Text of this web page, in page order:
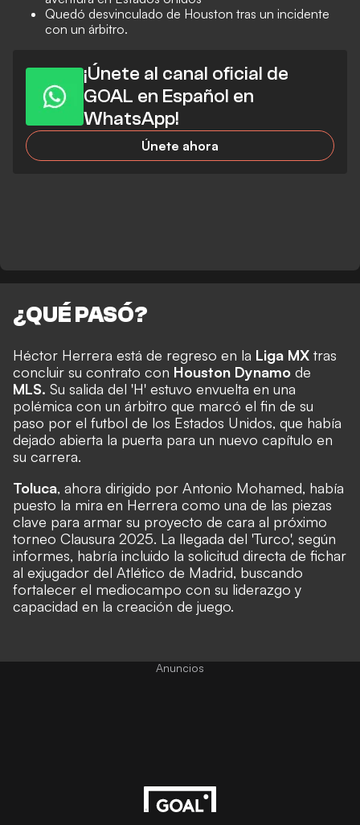
Quedó desvinculado de Houston tras un incidente
con un árbitro.
¡Únete al canal oficial de
GOAL en Español en
WhatsApp!
Únete ahora
¿QUÉ PASÓ?
Héctor Herrera está de regreso en la Liga MX tras
concluir su contrato con Houston Dynamo de
MLS. Su salida del 'H' estuvo envuelta en una
polémica con un árbitro que marcó el fin de su
paso por el futbol de los Estados Unidos, que había
dejado abierta la puerta para un nuevo capítulo en
su carrera.
Toluca, ahora dirigido por Antonio Mohamed, había
puesto la mira en Herrera como una de las piezas
clave para armar su proyecto de cara al próximo
torneo Clausura 2025. La llegada del 'Turco', según
informes, habría incluido la solicitud directa de fichar
al exjugador del Atlético de Madrid, buscando
fortalecer el mediocampo con su liderazgo y
capacidad en la creación de juego.
Anuncios